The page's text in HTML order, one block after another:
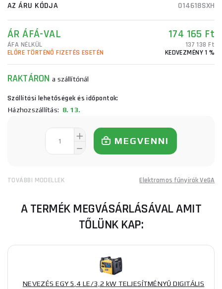
AZ ÁRU KÓDJA
014618SXH
ÁR ÁFÁ-VAL 174 165 Ft
ÁFA NÉLKÜL
137 138 Ft
ELŐRE TÖRTÉNŐ FIZETÉS ESETÉN
KEDVEZMÉNY 1 %
RAKTÁRONa szállítónál
Szállítási lehetőségek és időpontok:
Házhozszállítás: 8. 13.
MEGVENNI
TOVÁBBI MODELLEK Elektromos fűnyírók VeGA
A TERMÉK MEGVÁSÁRLÁSÁVAL AMIT
TŐLÜNK KAP:
NEVEZÉS EGY 5,4 LE/3,2 kW TELJESÍTMÉNYŰ DIGITÁLIS